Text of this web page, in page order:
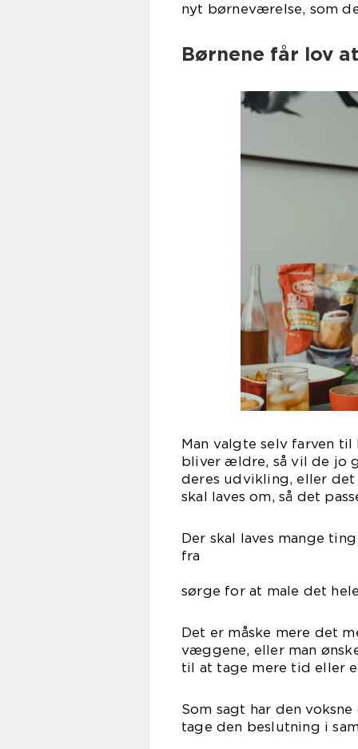
nyt børneværelse, som
Børnene får lov
Man valgte selv farven
bliver ældre, så vil de jo
deres udvikling, eller
skal laves om, så det
Der skal laves mange
sørge for at male det
Det er måske mere det
væggene, eller man
til at tage mere tid eller
Som sagt har den
tage den beslutning i